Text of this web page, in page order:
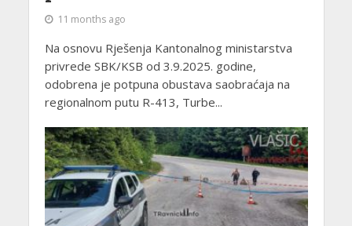
11 months ago
Na osnovu Rješenja Kantonalnog ministarstva
privrede SBK/KSB od 3.9.2025. godine,
odobrena je potpuna obustava saobraćaja na
regionalnom putu R-413, Turbe...